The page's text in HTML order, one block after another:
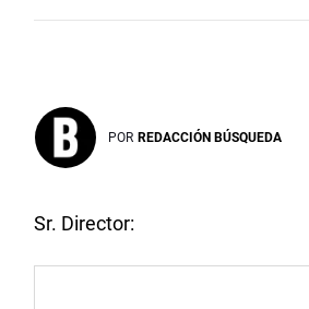
POR REDACCIÓN BÚSQUEDA
Sr. Director: